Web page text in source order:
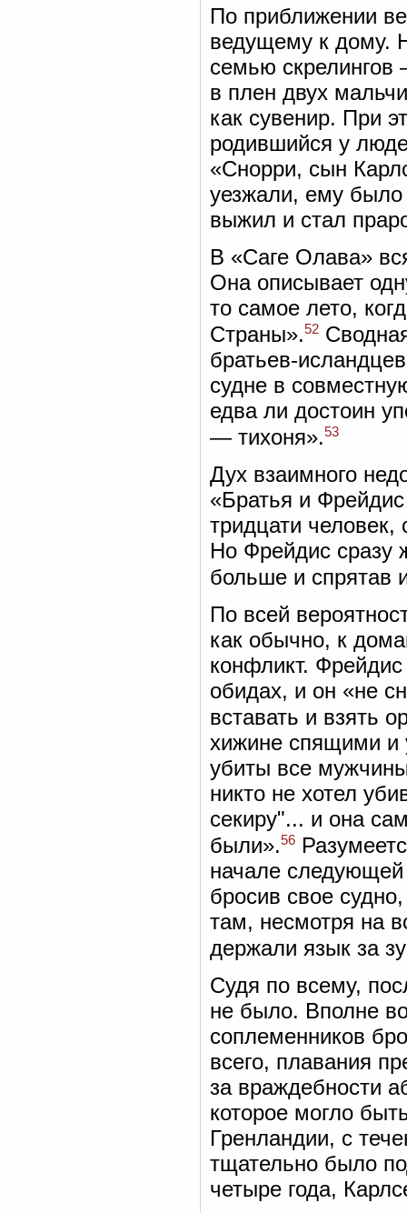
По приближении
ведущему к дому.
семью
в плен двух
как сувенир. При
родившийся у
«Снорри, сын
уезжали, ему
выжил и стал
В «Саге Олава»
Она описывает
то самое лето,
Страны».52
братьев-
судне в
едва ли достоин
— тихоня».53
Дух взаимного
«Братья и
тридцати
Но Фрейдис сразу
больше и спрятав
По всей
как обычно, к
конфликт.
обидах, и он «не
вставать и взять
хижине спящими и
убиты все
никто не хотел
секиру"... и она
были».56
начале следующей
бросив свое
там, несмотря на
держали язык за
Судя по всему,
не было. Вполне
соплеменников
всего, плавания
за враждебности
которое могло
Гренландии, с
тщательно было
четыре года,